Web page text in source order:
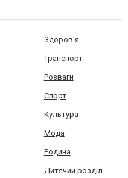
Здоров'я
Транспорт
Розваги
Спорт
Культура
Мода
Родина
Дитячий розділ